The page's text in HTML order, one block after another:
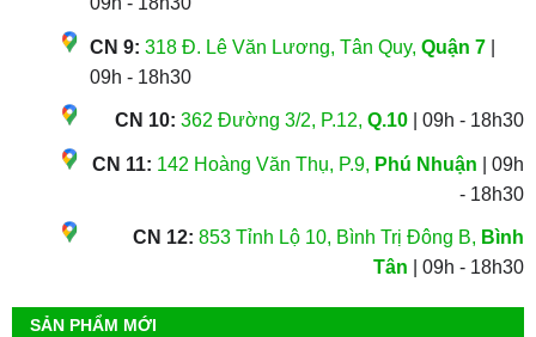
CN 9: 318 Đ. Lê Văn Lương, Tân Quy, Quận 7|
09h - 18h30
CN 10: 362 Đường 3/2, P.12,Q.10 | 09h - 18h30
CN 11: 142 Hoàng Văn Thụ, P.9, Phú Nhuận | 09h
- 18h30
CN 12: 853 Tỉnh Lộ 10, Bình Trị Đông B, Bình
Tân | 09h - 18h30
SẢN PHẨM MỚI